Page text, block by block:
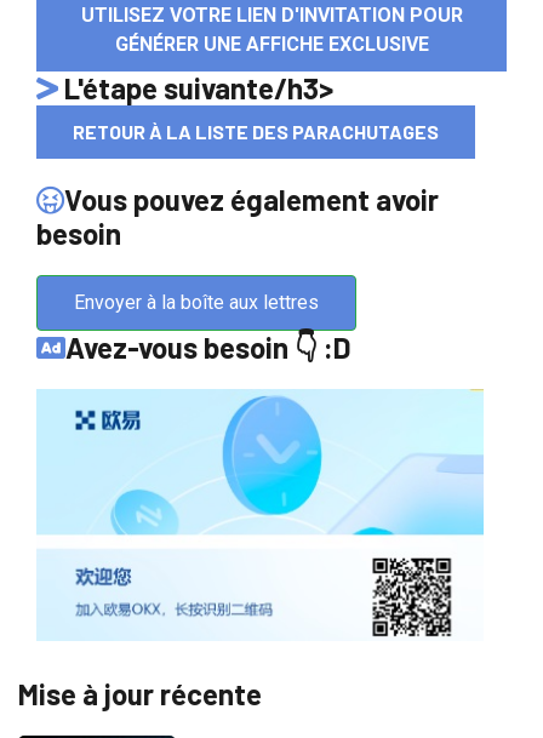
UTILISEZ VOTRE LIEN D'INVITATION POUR
GÉNÉRER UNE AFFICHE EXCLUSIVE
L'étape suivante/h3>
RETOUR À LA LISTE DES PARACHUTAGES
Vous pouvez également avoir
besoin
Envoyer à la boîte aux lettres
Avez-vous besoin 👇 :D
Mise à jour récente